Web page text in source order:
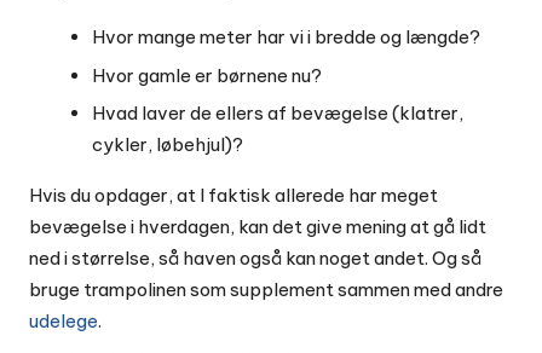
Hvor mange meter har vi i bredde og længde?
Hvor gamle er børnene nu?
Hvad laver de ellers af bevægelse (klatrer,
cykler, løbehjul)?
Hvis du opdager, at I faktisk allerede har meget
bevægelse i hverdagen, kan det give mening at gå lidt
ned i størrelse, så haven også kan noget andet. Og så
bruge trampolinen som supplement sammen med andre
udelege.